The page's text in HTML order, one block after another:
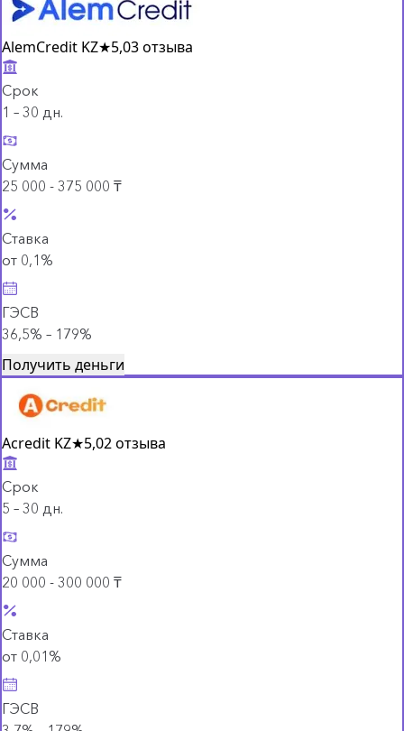
AlemCredit KZ★5,03 отзыва
Срок
1 – 30 дн.
Сумма
25 000 - 375 000 ₸
Ставка
от 0,1%
ГЭСВ
36,5% – 179%
Получить деньги
Acredit KZ★5,02 отзыва
Срок
5 – 30 дн.
Сумма
20 000 - 300 000 ₸
Ставка
от 0,01%
ГЭСВ